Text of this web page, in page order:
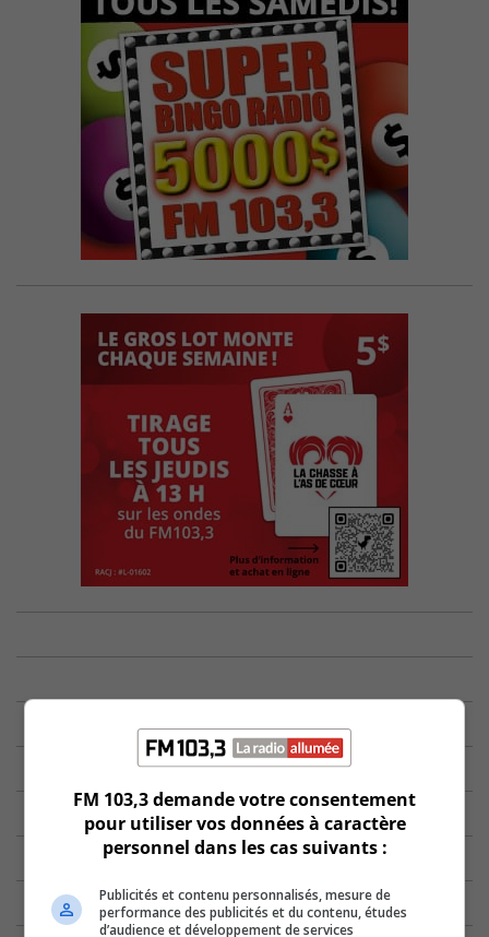
FM 103,3 demande votre consentement
pour utiliser vos données à caractère
personnel dans les cas suivants :
Publicités et contenu personnalisés, mesure de
performance des publicités et du contenu, études
d’audience et développement de services